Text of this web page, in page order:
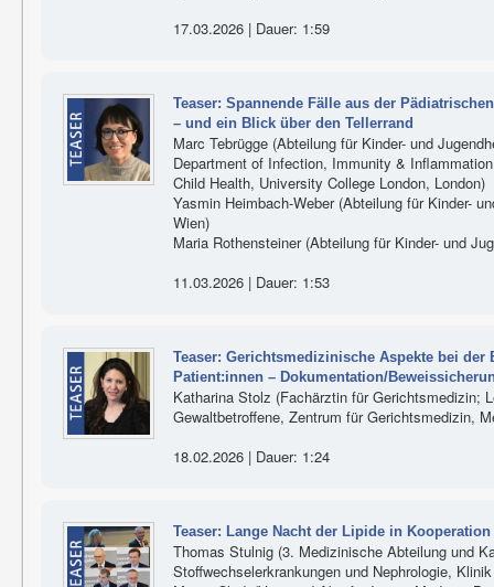
17.03.2026 | Dauer: 1:59
Teaser: Spannende Fälle aus der
– und ein Blick über den Tellerrand
Marc Tebrügge (Abteilung für Kinder- und
Department of Infection, Immunity &
Child Health, University College London, London)
Yasmin Heimbach-Weber (Abteilung für Kinder-
Wien)
Maria Rothensteiner (Abteilung für Kinder- und
11.03.2026 | Dauer: 1:53
Teaser: Gerichtsmedizinische Aspekte bei der
Patient:innen – Dokumentation/
Katharina Stolz (Fachärztin für Gerichtsmedizin;
Gewaltbetroffene, Zentrum für Gerichtsmedizin,
18.02.2026 | Dauer: 1:24
Teaser: Lange Nacht der Lipide in
Thomas Stulnig (3. Medizinische Abteilung und
Stoffwechselerkrankungen und Nephrologie,